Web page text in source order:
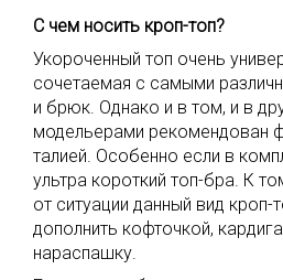
С чем носить кроп-топ?
Укороченный топ очень
сочетаемая с самыми
и брюк. Однако и в том, и в
модельерами рекомендован
талией. Особенно если в
ультра короткий топ-бра. К
от ситуации данный вид
дополнить кофточкой,
нараспашку.